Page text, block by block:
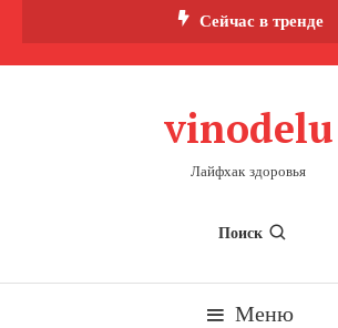
Сейчас в тренде
vinodelu
Лайфхак здоровья
Поиск
Меню